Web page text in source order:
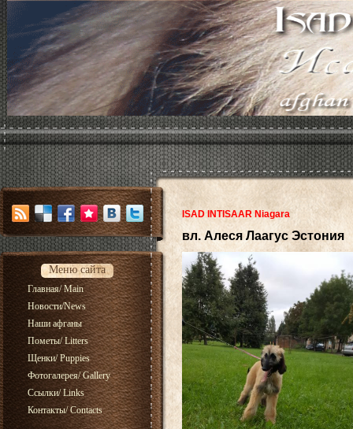
Меню сайта
Главная/ Main
Новости/News
Наши афганы
Пометы/ Litters
Щенки/ Puppies
Фотогалерея/ Gallery
Ссылки/ Links
Контакты/ Contacts
ISAD INTISAAR Niagara
вл. Алеся Лаагус Эстония